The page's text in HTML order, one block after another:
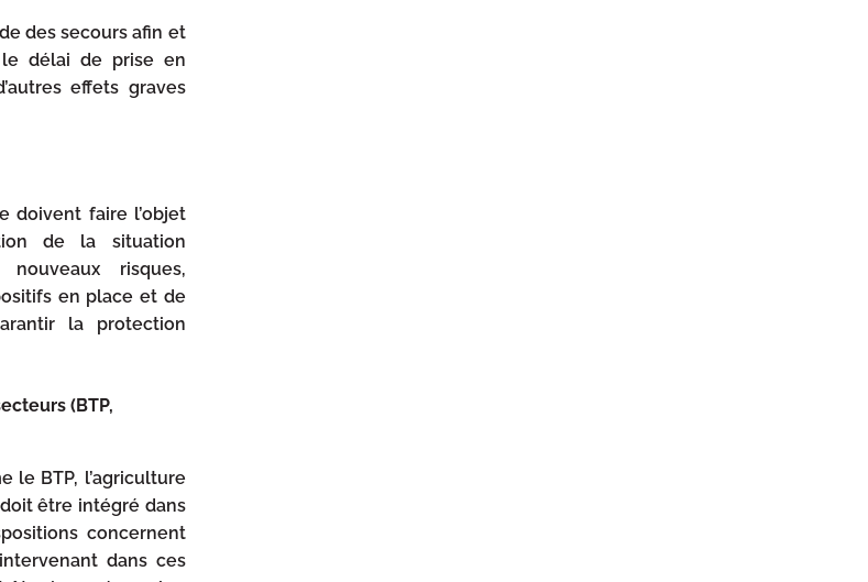
des secours afin et
délai de prise en
effets graves
doivent faire l’objet
de la situation
risques,
en place et de
la protection
(BTP,
le BTP, l’agriculture
être intégré dans
concernent
dans ces